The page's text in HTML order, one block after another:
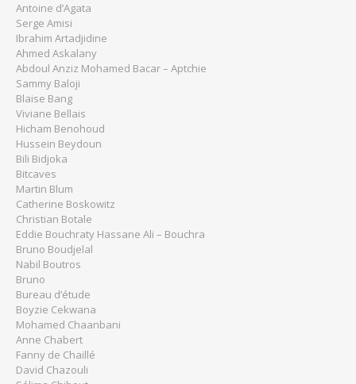
Antoine d’Agata
Serge Amisi
Ibrahim Artadjidine
Ahmed Askalany
Abdoul Anziz Mohamed Bacar – Aptchie
Sammy Baloji
Blaise Bang
Viviane Bellais
Hicham Benohoud
Hussein Beydoun
Bili Bidjoka
Bitcaves
Martin Blum
Catherine Boskowitz
Christian Botale
Eddie Bouchraty Hassane Ali – Bouchra
Bruno Boudjelal
Nabil Boutros
Bruno
Bureau d’étude
Boyzie Cekwana
Mohamed Chaanbani
Anne Chabert
Fanny de Chaillé
David Chazouli